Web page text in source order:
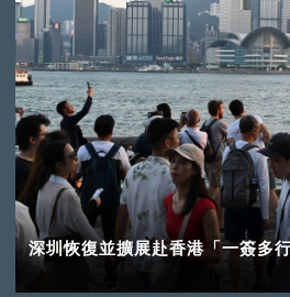
深圳恢復並擴展赴香港「一簽多